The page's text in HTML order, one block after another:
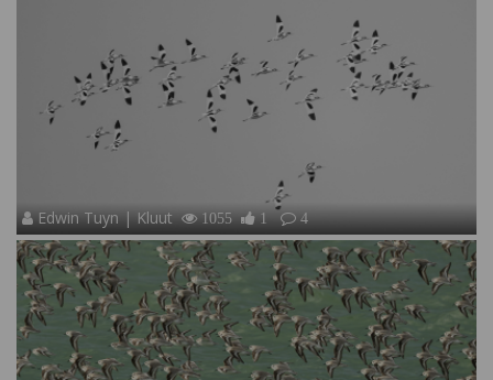
Edwin Tuyn | Kluut 1055 1 4